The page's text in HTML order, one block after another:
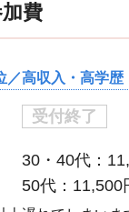
費
／高収入・高学歴
受付終了
30・40代：
50代：11,500